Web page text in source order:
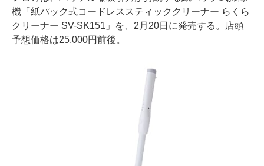
機「紙パック式コードレススティッククリーナー らくら
クリーナー SV-SK151」を、2月20日に発売する。店頭
予想価格は25,000円前後。